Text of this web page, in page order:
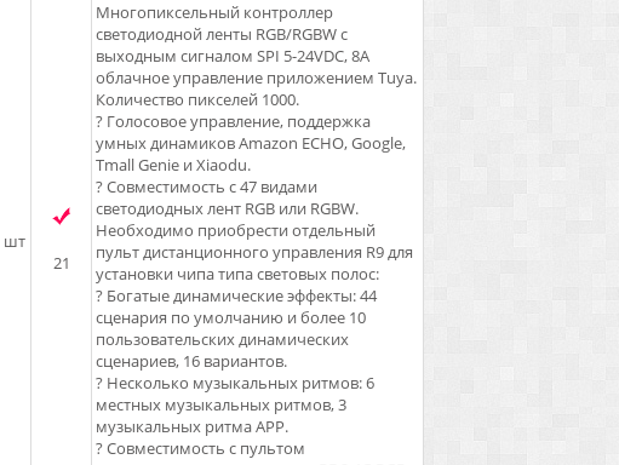
шт
21
Многопиксельный контроллер
светодиодной ленты RGB/RGBW с
выходным сигналом SPI 5-24VDC, 8A
облачное управление приложением Tuya.
Количество пикселей 1000.
? Голосовое управление, поддержка
умных динамиков Amazon ECHO, Google,
Tmall Genie и Xiaodu.
? Совместимость с 47 видами
светодиодных лент RGB или RGBW.
Необходимо приобрести отдельный
пульт дистанционного управления R9 для
установки чипа типа световых полос:
? Богатые динамические эффекты: 44
сценария по умолчанию и более 10
пользовательских динамических
сценариев, 16 вариантов.
? Несколько музыкальных ритмов: 6
местных музыкальных ритмов, 3
музыкальных ритма APP.
? Совместимость с пультом